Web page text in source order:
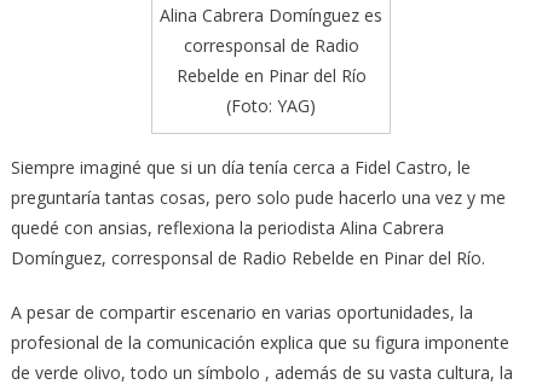
Alina Cabrera Domínguez es
corresponsal de Radio
Rebelde en Pinar del Río
(Foto: YAG)
Siempre imaginé que si un día tenía cerca a Fidel Castro, le
preguntaría tantas cosas, pero solo pude hacerlo una vez y me
quedé con ansias, reflexiona la periodista Alina Cabrera
Domínguez, corresponsal de Radio Rebelde en Pinar del Río.
A pesar de compartir escenario en varias oportunidades, la
profesional de la comunicación explica que su figura imponente
de verde olivo, todo un símbolo , además de su vasta cultura, la